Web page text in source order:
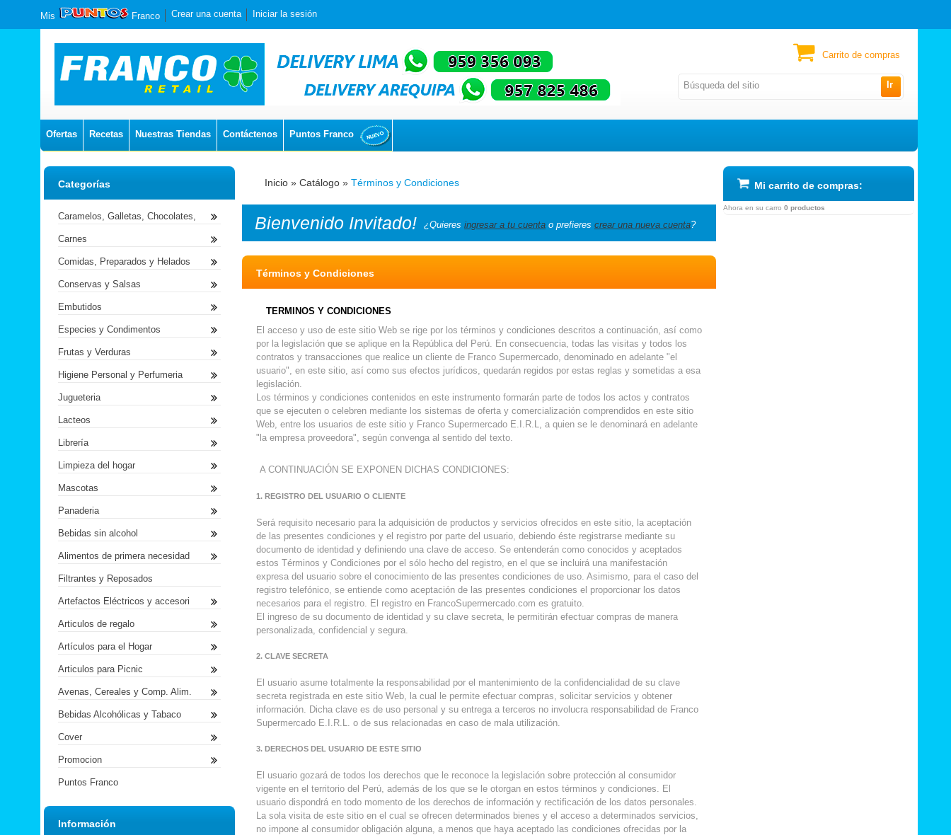
Ir
Mis Franco Crear una cuenta Iniciar la sesión
Ofertas Recetas Nuestras Tiendas Contáctenos Puntos Franco
Carrito de compras
Inicio » Catálogo » Términos y Condiciones
Bienvenido Invitado! ¿Quieres ingresar a tu cuenta o prefieres crear una nueva cuenta?
Términos y Condiciones
TERMINOS Y CONDICIONES
El acceso y uso de este sitio Web se rige por los términos y condiciones descritos a continuación, así como
por la legislación que se aplique en la República del Perú. En consecuencia, todas las visitas y todos los
contratos y transacciones que realice un cliente de Franco Supermercado, denominado en adelante "el
usuario", en este sitio, así como sus efectos jurídicos, quedarán regidos por estas reglas y sometidas a esa
legislación.
Los términos y condiciones contenidos en este instrumento formarán parte de todos los actos y contratos
que se ejecuten o celebren mediante los sistemas de oferta y comercialización comprendidos en este sitio
Web, entre los usuarios de este sitio y Franco Supermercado E.I.R.L, a quien se le denominará en adelante
"la empresa proveedora", según convenga al sentido del texto.
A CONTINUACIÓN SE EXPONEN DICHAS CONDICIONES:
1. REGISTRO DEL USUARIO O CLIENTE
Será requisito necesario para la adquisición de productos y servicios ofrecidos en este sitio, la aceptación
de las presentes condiciones y el registro por parte del usuario, debiendo éste registrarse mediante su
documento de identidad y definiendo una clave de acceso. Se entenderán como conocidos y aceptados
estos Términos y Condiciones por el sólo hecho del registro, en el que se incluirá una manifestación
expresa del usuario sobre el conocimiento de las presentes condiciones de uso. Asimismo, para el caso del
registro telefónico, se entiende como aceptación de las presentes condiciones el proporcionar los datos
necesarios para el registro. El registro en FrancoSupermercado.com es gratuito.
El ingreso de su documento de identidad y su clave secreta, le permitirán efectuar compras de manera
personalizada, confidencial y segura.
2. CLAVE SECRETA
El usuario asume totalmente la responsabilidad por el mantenimiento de la confidencialidad de su clave
secreta registrada en este sitio Web, la cual le permite efectuar compras, solicitar servicios y obtener
información. Dicha clave es de uso personal y su entrega a terceros no involucra responsabilidad de Franco
Supermercado E.I.R.L. o de sus relacionadas en caso de mala utilización.
3. DERECHOS DEL USUARIO DE ESTE SITIO
El usuario gozará de todos los derechos que le reconoce la legislación sobre protección al consumidor
vigente en el territorio del Perú, además de los que se le otorgan en estos términos y condiciones. El
usuario dispondrá en todo momento de los derechos de información y rectificación de los datos personales.
La sola visita de este sitio en el cual se ofrecen determinados bienes y el acceso a determinados servicios,
no impone al consumidor obligación alguna, a menos que haya aceptado las condiciones ofrecidas por la
Categorías
Caramelos, Galletas, Chocolates,
Carnes
Comidas, Preparados y Helados
Conservas y Salsas
Embutidos
Especies y Condimentos
Frutas y Verduras
Higiene Personal y Perfumeria
Jugueteria
Lacteos
Librería
Limpieza del hogar
Mascotas
Panaderia
Bebidas sin alcohol
Alimentos de primera necesidad
Filtrantes y Reposados
Artefactos Eléctricos y accesori
Articulos de regalo
Artículos para el Hogar
Articulos para Picnic
Avenas, Cereales y Comp. Alim.
Bebidas Alcohólicas y Tabaco
Cover
Promocion
Puntos Franco
Información
Mi carrito de compras:
Ahora en su carro 0 productos